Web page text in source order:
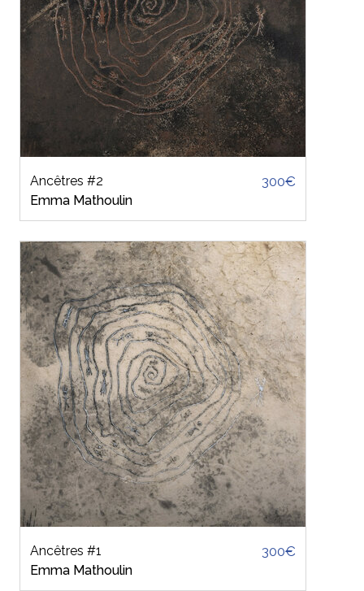
Ancêtres #2
Emma Mathoulin
300€
Ancêtres #1
Emma Mathoulin
300€